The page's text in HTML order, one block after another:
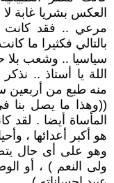
العكس بشريا غابة
مرعي .. فقد كانت
بالتالي فكثيرا ما
سياسيا .. وشعب بلا
اللة يا أستاذ ..
منه طبع من أربعين سنة
((وهذا ما يصل بنا
المأساة أيضا . لقد
هو أكبر أعدائها ،
وهو على أى حال
ولى النعم ) ، أو